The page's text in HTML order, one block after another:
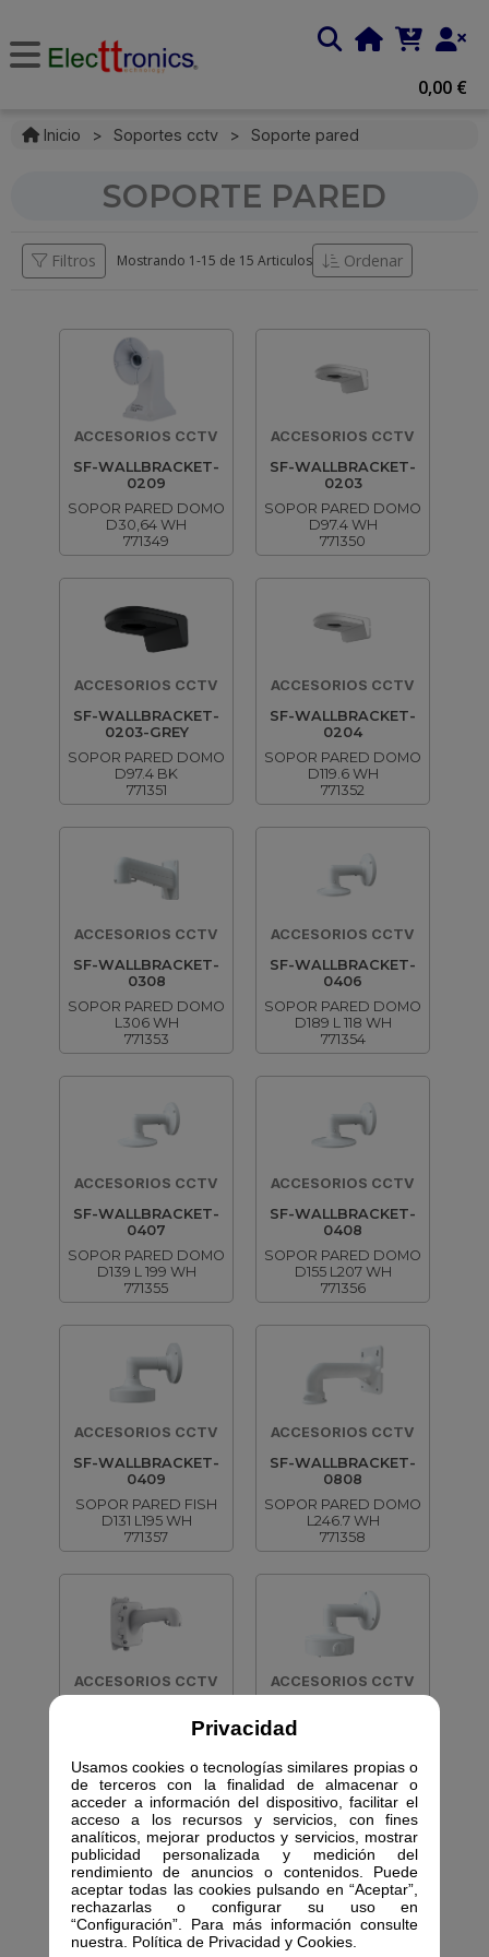
Privacidad
Usamos cookies o tecnologías similares propias o
de terceros con la finalidad de almacenar o
acceder a información del dispositivo, facilitar el
acceso a los recursos y servicios, con fines
analíticos, mejorar productos y servicios, mostrar
publicidad personalizada y medición del
rendimiento de anuncios o contenidos. Puede
aceptar todas las cookies pulsando en “Aceptar”,
rechazarlas o configurar su uso en
“Configuración”. Para más información consulte
nuestra. Política de Privacidad y Cookies.
0,00 €
Inicio > Soportes cctv > Soporte pared
SOPORTE PARED
Filtros Mostrando 1-15 de 15 Articulos Ordenar
ACCESORIOS CCTV
SF-WALLBRACKET-
0209
SOPOR PARED DOMO
D30,64 WH
771349
ACCESORIOS CCTV
SF-WALLBRACKET-
0203
SOPOR PARED DOMO
D97.4 WH
771350
ACCESORIOS CCTV
SF-WALLBRACKET-
0203-GREY
SOPOR PARED DOMO
D97.4 BK
771351
ACCESORIOS CCTV
SF-WALLBRACKET-
0204
SOPOR PARED DOMO
D119.6 WH
771352
ACCESORIOS CCTV
SF-WALLBRACKET-
0308
SOPOR PARED DOMO
L306 WH
771353
ACCESORIOS CCTV
SF-WALLBRACKET-
0406
SOPOR PARED DOMO
D189 L 118 WH
771354
ACCESORIOS CCTV
SF-WALLBRACKET-
0407
SOPOR PARED DOMO
D139 L 199 WH
771355
ACCESORIOS CCTV
SF-WALLBRACKET-
0408
SOPOR PARED DOMO
D155 L207 WH
771356
ACCESORIOS CCTV
SF-WALLBRACKET-
0409
SOPOR PARED FISH
D131 L195 WH
771357
ACCESORIOS CCTV
SF-WALLBRACKET-
0808
SOPOR PARED DOMO
L246.7 WH
771358
ACCESORIOS CCTV
SOPOR PARED DOMO
771359
ACCESORIOS CCTV
SOPOR PARED D139
771360
ACCESORIOS CCTV
SF-WB-0301+0406
ACCESORIOS CCTV
SF-WB-0302+0407